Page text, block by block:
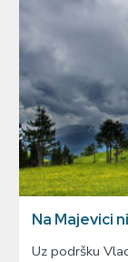
Na Majevici
Uz podršku